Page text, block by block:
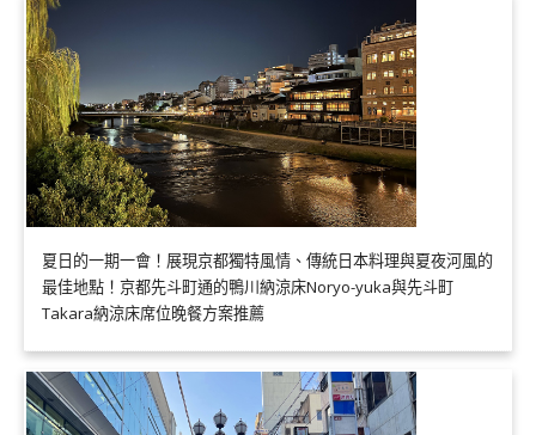
夏日的一期一會！展現京都獨特風情、傳統日本料理與夏夜河風的
最佳地點！京都先斗町通的鴨川納涼床Noryo-yuka與先斗町
Takara納涼床席位晚餐方案推薦